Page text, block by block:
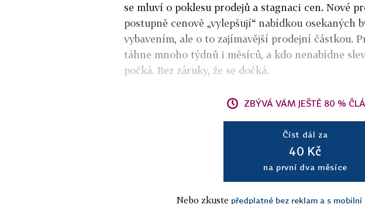
se mluví o poklesu prodejů a stagnaci cen. Nové
postupně cenově „vylepšují“ nabídkou osekaných
vybavením, ale o to zajímavější prodejní částkou.
táhne mnoho týdnů i měsíců, a kdo nenabídne
počká. Bez záruky, že se dočká.
ZBÝVÁ VÁM JEŠTĚ 80 %
Číst dál za
40 Kč
na první dva měsíce
Nebo zkuste předplatné bez reklam a s